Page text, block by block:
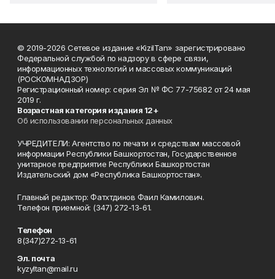
© 2019-2026 Сетевое издание «KizilTan» зарегистрировано
Федеральной службой по надзору в сфере связи,
информационных технологий и массовых коммуникаций
(РОСКОМНАДЗОР)
Регистрационный номер: серия Эл № ФС 77-75682 от 24 мая
2019 г.
Возрастная категория издания 12+
Об использовании персональных данных
УЧРЕДИТЕЛИ: Агентство по печати и средствам массовой
информации Республики Башкортостан, Государственное
унитарное предприятие Республики Башкортостан
Издательский дом «Республика Башкортостан».
Главный редактор: Фатхтдинов Фаил Камилович.
Телефон приемной: (347) 272-13-61.
Телефон
8(347)272-13-61
Эл. почта
kyzyltan@mail.ru